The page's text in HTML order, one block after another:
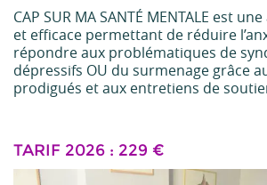
CAP SUR MA SANTÉ MENTALE est
et efficace permettant de réduire
répondre aux problématiques de
dépressifs OU du surmenage grâce
prodigués et aux entretiens de
TARIF 2026 : 229 €